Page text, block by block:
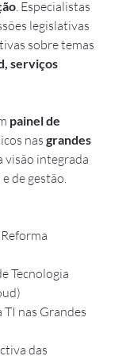
. Especialistas
legislativas
sobre temas
serviços
painel de
nas grandes
visão integrada
de gestão.
Tecnologia
TI nas Grandes
das